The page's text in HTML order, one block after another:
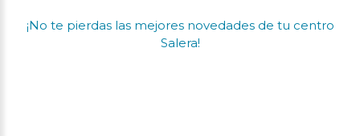
¡No te pierdas las mejores novedades de tu centro
Salera!